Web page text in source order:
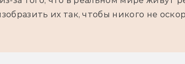
их так, чтобы никого не